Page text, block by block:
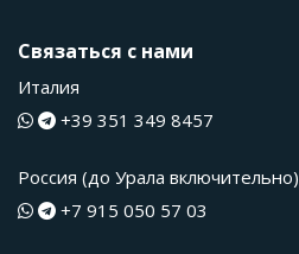
Связаться с нами
Италия
+39 351 349 8457
Россия (до Урала включительно)
+7 915 050 57 03